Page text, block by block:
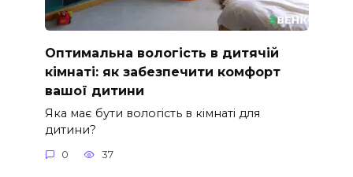
Оптимальна вологість в дитячій
кімнаті: як забезпечити комфорт
вашої дитини
Яка має бути вологість в кімнаті для
дитини?
0 37